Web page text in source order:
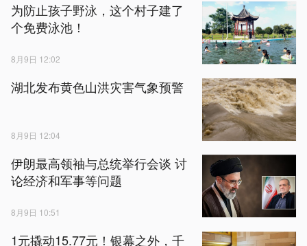
为防止孩子野泳，这个村子建了
个免费泳池！
8月9日 12:02
湖北发布黄色山洪灾害气象预警
8月9日 12:04
伊朗最高领袖与总统举行会谈 讨
论经济和军事等问题
8月9日 10:51
1元撬动15.77元！银幕之外，千